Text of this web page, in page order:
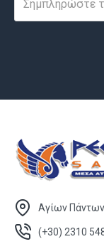
Αγίων
(+30) 2310